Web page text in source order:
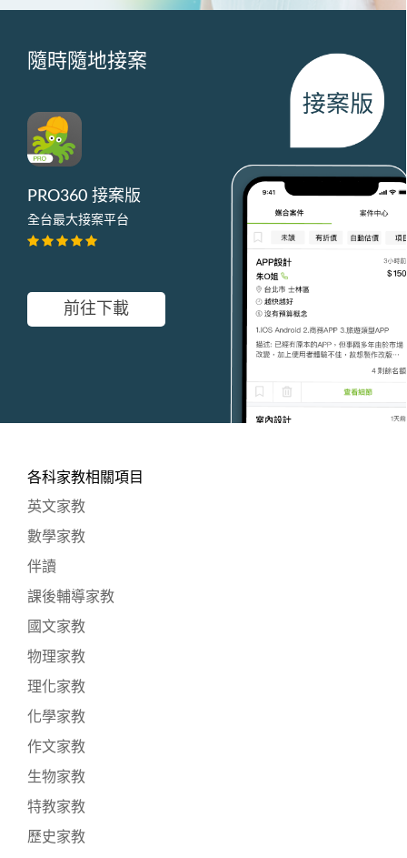
隨時隨地接案
PRO360 接案版
全台最大接案平台
前往下載
各科家教相關項目
英文家教
數學家教
伴讀
課後輔導家教
國文家教
物理家教
理化家教
化學家教
作文家教
生物家教
特教家教
歷史家教